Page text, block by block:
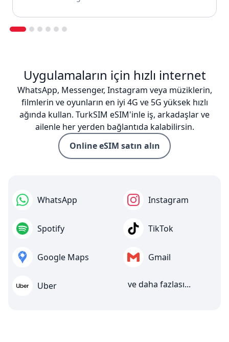
Uygulamaların için hızlı internet
WhatsApp, Messenger, Instagram veya müziklerin,
filmlerin ve oyunların en iyi 4G ve 5G yüksek hızlı
ağında kullan. TurkSIM eSIM'inle iş, arkadaşlar ve
ailenle her yerden bağlantıda kalabilirsin.
Online eSIM satın alın
WhatsApp Instagram
Spotify TikTok
Google Maps Gmail
Uber ve daha fazlası...